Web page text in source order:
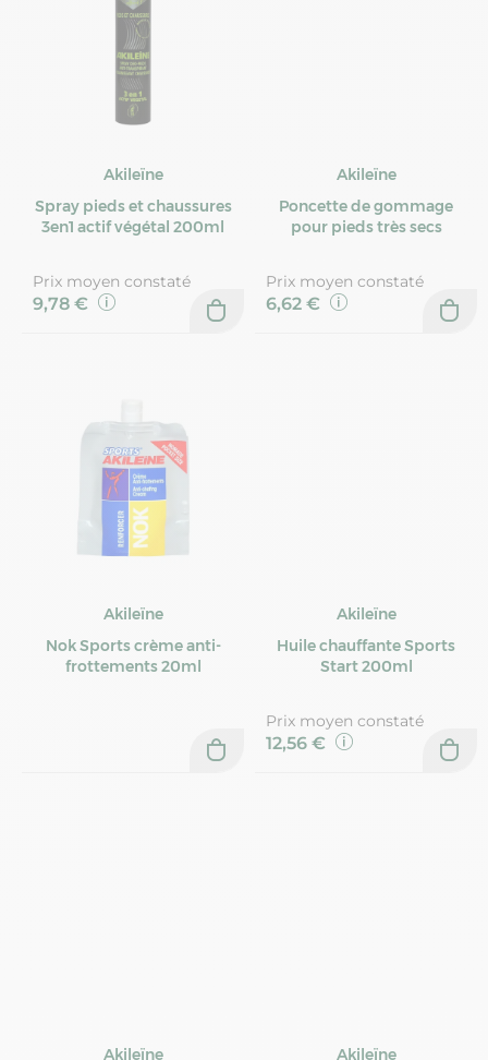
Akileïne
Spray pieds et chaussures
3en1 actif végétal 200ml
Prix moyen constaté
9,78 €
Akileïne
Poncette de gommage
pour pieds très secs
Prix moyen constaté
6,62 €
Akileïne
Nok Sports crème anti-
frottements 20ml
Akileïne
Huile chauffante Sports
Start 200ml
Prix moyen constaté
12,56 €
Akileïne Akileïne